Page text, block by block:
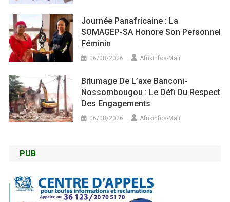
Journée Panafricaine : La
SOMAGEP-SA Honore Son Personnel
Féminin
06/08/2026 Afrikinfos-Mali
Bitumage De L’axe Banconi-
Nossombougou : Le Défi Du Respect
Des Engagements
06/08/2026 Afrikinfos-Mali
PUB